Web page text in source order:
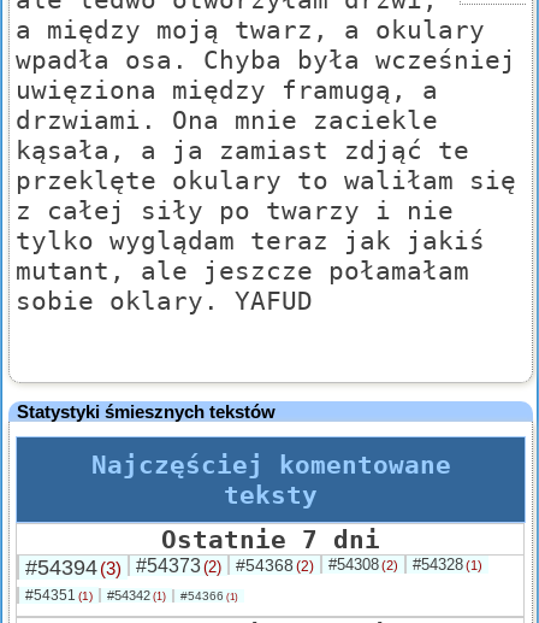
a między moją twarz, a okulary
wpadła osa. Chyba była wcześniej
uwięziona między framugą, a
drzwiami. Ona mnie zaciekle
kąsała, a ja zamiast zdjąć te
przeklęte okulary to waliłam się
z całej siły po twarzy i nie
tylko wyglądam teraz jak jakiś
mutant, ale jeszcze połamałam
sobie oklary. YAFUD
Statystyki śmiesznych tekstów
Najczęściej komentowane
teksty
Ostatnie 7 dni
#54394(3) #54373(2) #54368 (2) #54308(2) #54328(1)
#54351 (1) #54342 (1) #54366 (1)